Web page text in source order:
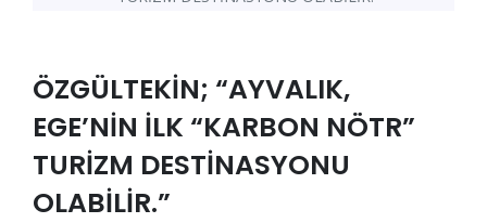
ÖZGÜLTEKİN; “AYVALIK,
EGE’NİN İLK “KARBON NÖTR”
TURİZM DESTİNASYONU
OLABİLİR.”